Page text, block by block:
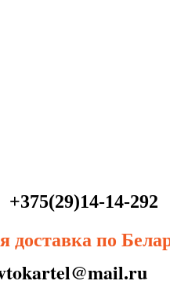
+375(29)14-14-292
доставка по